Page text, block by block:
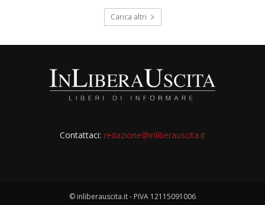
Carica altri
Contattaci: redazione@inliberauscita.it
© inliberauscita.it - PIVA 12115091006